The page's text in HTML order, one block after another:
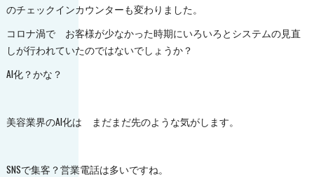
のチェックインカウンターも変わりました。
コロナ渦で お客様が少なかった時期にいろいろとシステムの見直
しが行われていたのではないでしょうか？
AI化？かな？
美容業界のAI化は まだまだ先のような気がします。
SNSで集客？営業電話は多いですね。